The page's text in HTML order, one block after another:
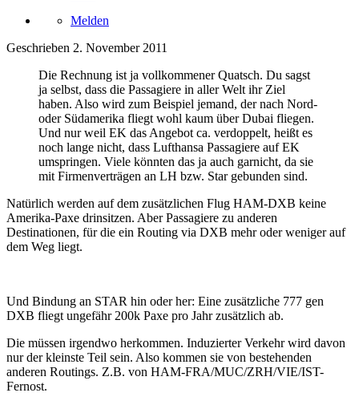
Melden
Geschrieben 2. November 2011
Die Rechnung ist ja vollkommener Quatsch. Du sagst
ja selbst, dass die Passagiere in aller Welt ihr Ziel
haben. Also wird zum Beispiel jemand, der nach Nord-
oder Südamerika fliegt wohl kaum über Dubai fliegen.
Und nur weil EK das Angebot ca. verdoppelt, heißt es
noch lange nicht, dass Lufthansa Passagiere auf EK
umspringen. Viele könnten das ja auch garnicht, da sie
mit Firmenverträgen an LH bzw. Star gebunden sind.
Natürlich werden auf dem zusätzlichen Flug HAM-DXB keine
Amerika-Paxe drinsitzen. Aber Passagiere zu anderen
Destinationen, für die ein Routing via DXB mehr oder weniger auf
dem Weg liegt.
Und Bindung an STAR hin oder her: Eine zusätzliche 777 gen
DXB fliegt ungefähr 200k Paxe pro Jahr zusätzlich ab.
Die müssen irgendwo herkommen. Induzierter Verkehr wird davon
nur der kleinste Teil sein. Also kommen sie von bestehenden
anderen Routings. Z.B. von HAM-FRA/MUC/ZRH/VIE/IST-
Fernost.